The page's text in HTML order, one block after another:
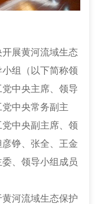
开展黄河流域生态
组（以下简称领
中央主席、领导
中央常务副主
中央副主席、领
铮、张全、王金
、领导小组成员
河流域生态保护